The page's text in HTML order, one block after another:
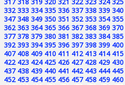
332 333 334 335 336 337 338 339 340
347 348 349 350 351 352 353 354 355
362 363 364 365 366 367 368 369 370
377 378 379 380 381 382 383 384 385
392 393 394 395 396 397 398 399 400
407 408 409 410 411 412 413 414 415
422 423 424 425 426 427 428 429 430
437 438 439 440 441 442 443 444 445
452 453 454 455 456 457 458 459 460